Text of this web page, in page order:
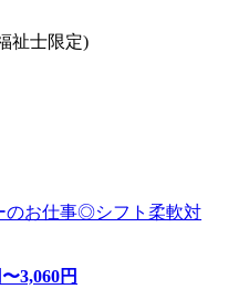
祉士限定)
のお仕事◎シフト柔軟対
〜3,060円